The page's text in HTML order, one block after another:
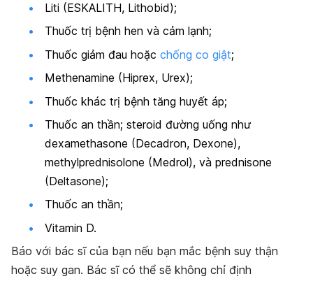
Liti (ESKALITH, Lithobid);
Thuốc trị bệnh hen và cảm lạnh;
Thuốc giảm đau hoặc chống co giật;
Methenamine (Hiprex, Urex);
Thuốc khác trị bệnh tăng huyết áp;
Thuốc an thần; steroid đường uống như
dexamethasone (Decadron, Dexone),
methylprednisolone (Medrol), và prednisone
(Deltasone);
Thuốc an thần;
Vitamin D.
Báo với bác sĩ của bạn nếu bạn mắc bệnh suy thận
hoặc suy gan. Bác sĩ có thể sẽ không chỉ định